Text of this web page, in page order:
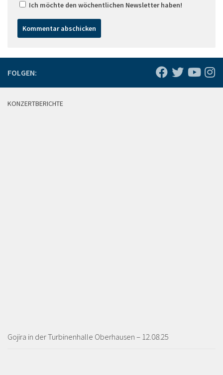
Ich möchte den wöchentlichen Newsletter haben!
FOLGEN:
KONZERTBERICHTE
Gojira in der Turbinenhalle Oberhausen – 12.08.25